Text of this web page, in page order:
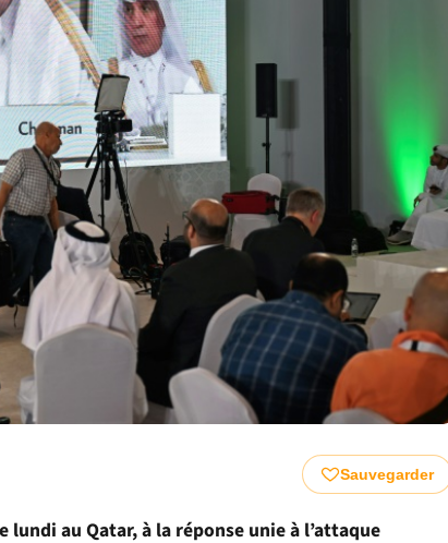
Sauvegarder
au Qatar, à la réponse unie à l’attaque